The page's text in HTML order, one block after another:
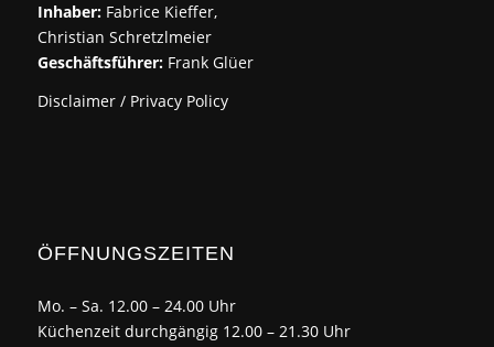
Inhaber:Fabrice Kieffer,
Christian Schretzlmeier
Geschäftsführer:Frank Glüer
Disclaimer / Privacy Policy
ÖFFNUNGSZEITEN
Mo. – Sa. 12.00 – 24.00 Uhr
Küchenzeit durchgängig 12.00 – 21.30 Uhr